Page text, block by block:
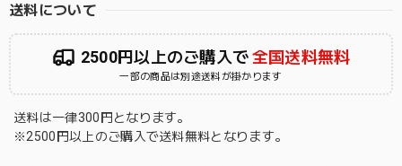
送料について
2500円以上のご購入で全国送料無料
一部の商品は別途送料が掛かります
送料は一律300円となります。
※2500円以上のご購入で送料無料となります。